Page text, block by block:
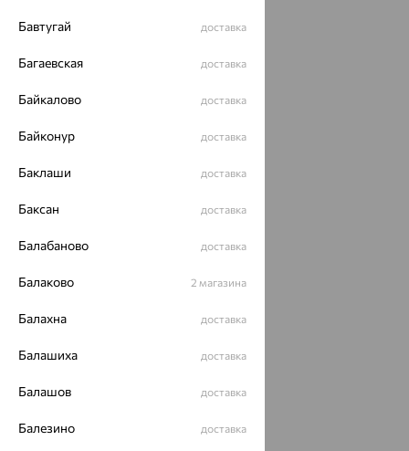
Бавтугай доставка
Багаевская доставка
Байкалово доставка
Байконур доставка
Баклаши доставка
Баксан доставка
Балабаново доставка
Балаково 2 магазина
Балахна доставка
Балашиха доставка
Балашов доставка
Балезино доставка